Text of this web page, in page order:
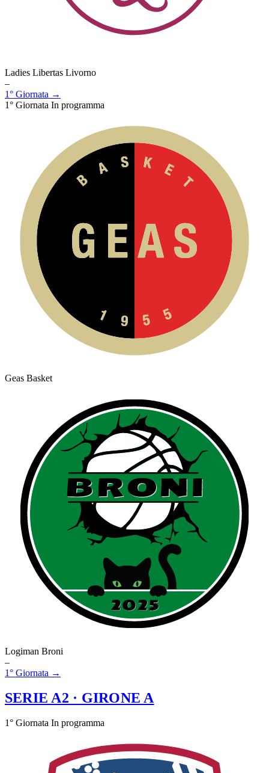
Ladies Libertas Livorno
–
1° Giornata →
1° Giornata In programma
Geas Basket
Logiman Broni
–
1° Giornata →
SERIE A2 · GIRONE A
1° Giornata In programma